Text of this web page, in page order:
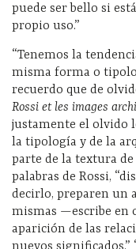
puede ser bello si
propio uso.”
“Tenemos la
misma forma o
recuerdo que de
Rossi et les images
justamente el olvido
la tipología y de la
parte de la textura
palabras de Rossi,
decirlo, preparen un
mismas —escribe en
aparición de las